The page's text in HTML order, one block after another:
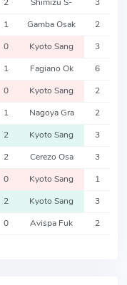
2 Shimizu S- 3
1 Gamba Osak 2
0 Kyoto Sang 3
1 Fagiano Ok 6
0 Kyoto Sang 2
1 Nagoya Gra 2
2 Kyoto Sang 3
2 Cerezo Osa 3
0 Kyoto Sang 1
2 Kyoto Sang 3
0 Avispa Fuk 2